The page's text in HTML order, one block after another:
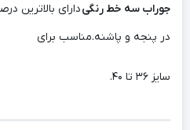
جوراب سه خط رنگیدارای بالاترین
در پنجه و پاشنه.مناسب برای
سایز 36 تا 40.